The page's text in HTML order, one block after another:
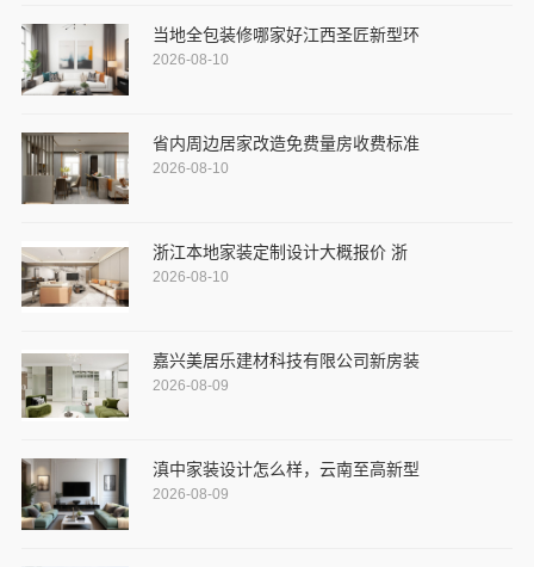
当地全包装修哪家好江西圣匠新型环
2026-08-10
省内周边居家改造免费量房收费标准
2026-08-10
浙江本地家装定制设计大概报价 浙
2026-08-10
嘉兴美居乐建材科技有限公司新房装
2026-08-09
滇中家装设计怎么样，云南至高新型
2026-08-09